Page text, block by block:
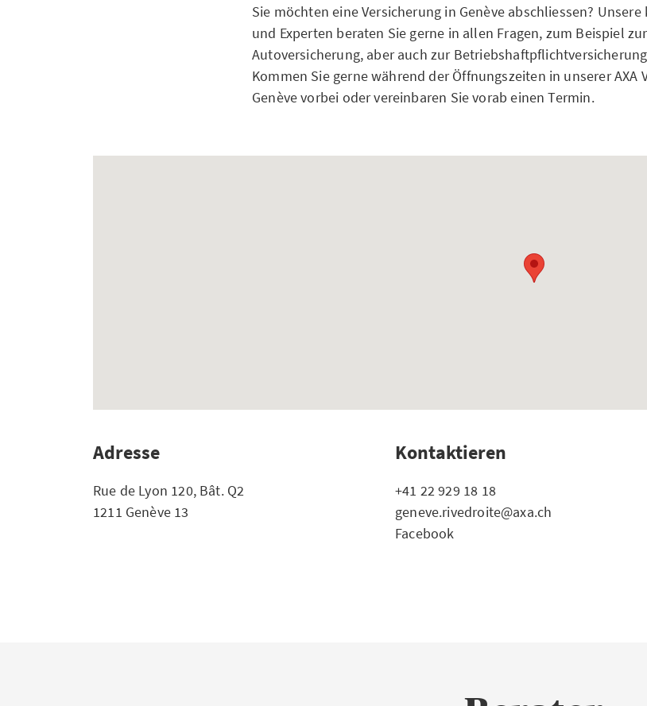
Sie möchten eine Versicherung in Genève abschliessen?
und Experten beraten Sie gerne in allen Fragen, zum Beispiel
Autoversicherung, aber auch zur
Kommen Sie gerne während der Öffnungszeiten in unserer AXA
Genève vorbei oder vereinbaren Sie vorab einen Termin.
Adresse
Rue de Lyon 120, Bât. Q2
1211 Genève 13
Kontaktieren
+41 22 929 18 18
geneve.rivedroite@axa.ch
Facebook